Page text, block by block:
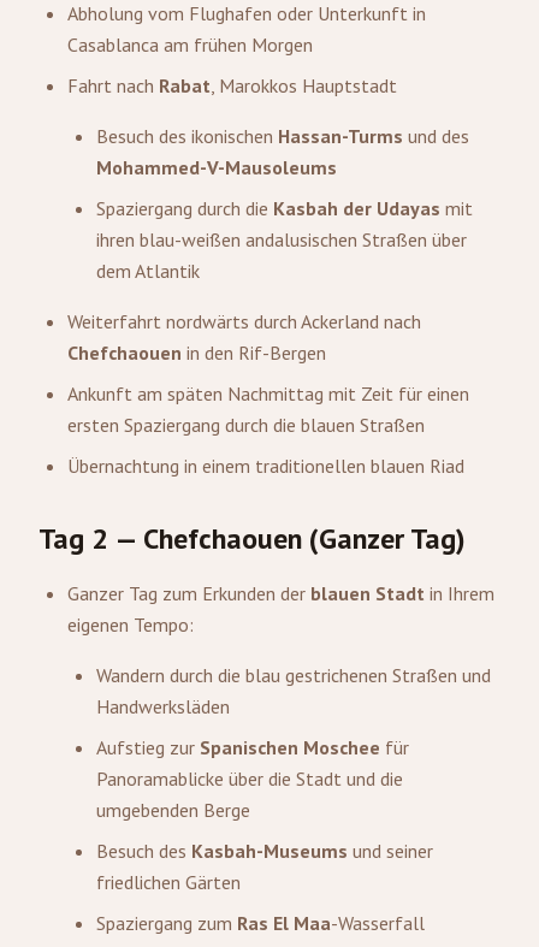
Abholung vom Flughafen oder Unterkunft in
Casablanca am frühen Morgen
Fahrt nach Rabat, Marokkos Hauptstadt
Besuch des ikonischen Hassan-Turms und des
Mohammed-V-Mausoleums
Spaziergang durch die Kasbah der Udayas mit
ihren blau-weißen andalusischen Straßen über
dem Atlantik
Weiterfahrt nordwärts durch Ackerland nach
Chefchaouen in den Rif-Bergen
Ankunft am späten Nachmittag mit Zeit für einen
ersten Spaziergang durch die blauen Straßen
Übernachtung in einem traditionellen blauen Riad
Tag 2 — Chefchaouen (Ganzer Tag)
Ganzer Tag zum Erkunden der blauen Stadt in Ihrem
eigenen Tempo:
Wandern durch die blau gestrichenen Straßen und
Handwerksläden
Aufstieg zur Spanischen Moschee für
Panoramablicke über die Stadt und die
umgebenden Berge
Besuch des Kasbah-Museums und seiner
friedlichen Gärten
Spaziergang zum Ras El Maa-Wasserfall